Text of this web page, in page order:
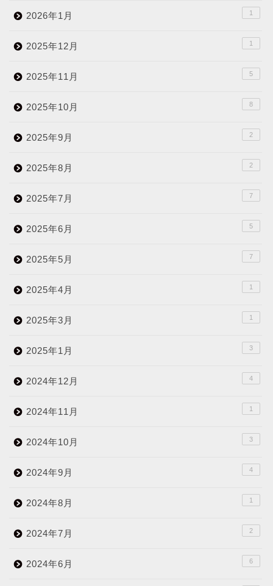
2026年1月 1
2025年12月 1
2025年11月 5
2025年10月 8
2025年9月 2
2025年8月 2
2025年7月 7
2025年6月 5
2025年5月 7
2025年4月 1
2025年3月 1
2025年1月 3
2024年12月 4
2024年11月 1
2024年10月 3
2024年9月 4
2024年8月 1
2024年7月 2
2024年6月 6